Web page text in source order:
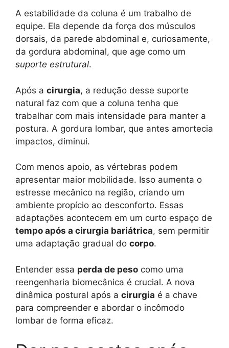
A estabilidade da coluna é um trabalho de
equipe. Ela depende da força dos músculos
dorsais, da parede abdominal e, curiosamente,
da gordura abdominal, que age como um
suporte estrutural.
Após a cirurgia, a redução desse suporte
natural faz com que a coluna tenha que
trabalhar com mais intensidade para manter a
postura. A gordura lombar, que antes amortecia
impactos, diminui.
Com menos apoio, as vértebras podem
apresentar maior mobilidade. Isso aumenta o
estresse mecânico na região, criando um
ambiente propício ao desconforto. Essas
adaptações acontecem em um curto espaço de
tempo após a cirurgia bariátrica, sem permitir
uma adaptação gradual do corpo.
Entender essa perda de peso como uma
reengenharia biomecânica é crucial. A nova
dinâmica postural após a cirurgia é a chave
para compreender e abordar o incômodo
lombar de forma eficaz.